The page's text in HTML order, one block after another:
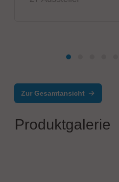
Zur Gesamtansicht
Produktgalerie